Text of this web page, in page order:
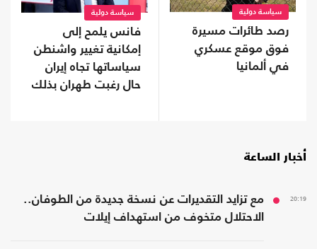
سياسة دولية
رصد طائرات مسيرة
فوق موقع عسكري
في ألمانيا
سياسة دولية
فانس يلمح إلى
إمكانية تغيير واشنطن
سياساتها تجاه إيران
حال رغبت طهران بذلك
أخبار الساعة
20:19
مع تزايد التقديرات عن نسخة جديدة من الطوفان..
الاحتلال متخوف من استهداف إيلات